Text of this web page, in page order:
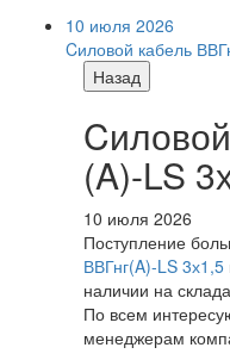
10 июля 2026
Cиловой кабель
Назад
(A)-LS
10 июля 2026
Поступление
ВВГнг(A)-LS 3х1,5
наличии на
По всем
менеджерам